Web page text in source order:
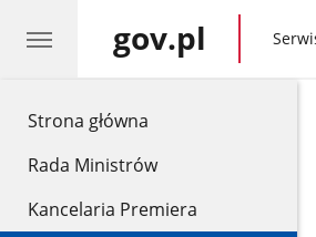
Strona główna
Rada Ministrów
Kancelaria Premiera
gov.pl gov.pl